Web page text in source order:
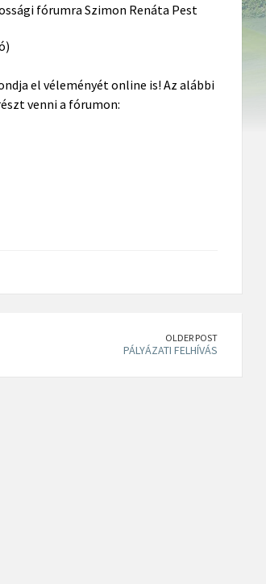
fórumra Szimon Renáta Pest
el véleményét online is! Az alábbi
venni a fórumon:
OLDER POST
PÁLYÁZATI FELHÍVÁS